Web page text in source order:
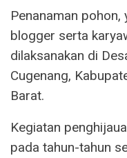
Penanaman
blogger serta
dilaksanakan di
Cugenang,
Barat.
Kegiatan
pada tahun-tahun